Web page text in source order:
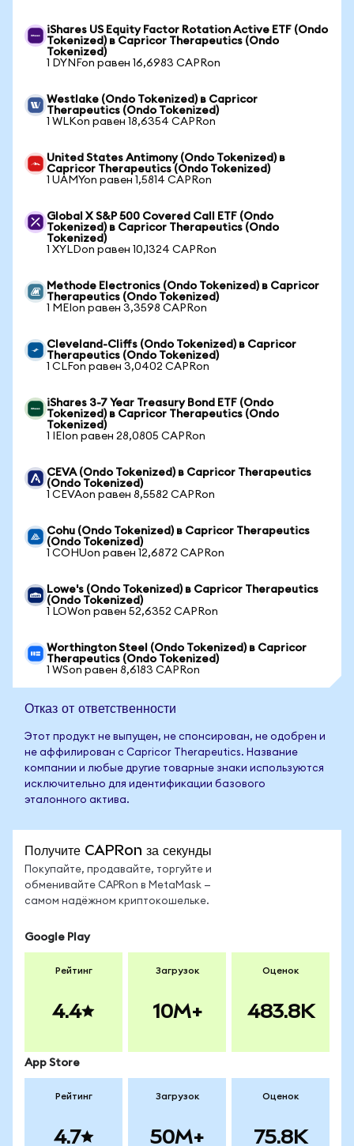
iShares US Equity Factor Rotation Active ETF (Ondo
Tokenized) в Capricor Therapeutics (Ondo
Tokenized)
1 DYNFon равен 16,6983 CAPRon
Westlake (Ondo Tokenized) в Capricor
Therapeutics (Ondo Tokenized)
1 WLKon равен 18,6354 CAPRon
United States Antimony (Ondo Tokenized) в
Capricor Therapeutics (Ondo Tokenized)
1 UAMYon равен 1,5814 CAPRon
Global X S&P 500 Covered Call ETF (Ondo
Tokenized) в Capricor Therapeutics (Ondo
Tokenized)
1 XYLDon равен 10,1324 CAPRon
Methode Electronics (Ondo Tokenized) в Capricor
Therapeutics (Ondo Tokenized)
1 MEIon равен 3,3598 CAPRon
Cleveland-Cliffs (Ondo Tokenized) в Capricor
Therapeutics (Ondo Tokenized)
1 CLFon равен 3,0402 CAPRon
iShares 3-7 Year Treasury Bond ETF (Ondo
Tokenized) в Capricor Therapeutics (Ondo
Tokenized)
1 IEIon равен 28,0805 CAPRon
CEVA (Ondo Tokenized) в Capricor Therapeutics
(Ondo Tokenized)
1 CEVAon равен 8,5582 CAPRon
Cohu (Ondo Tokenized) в Capricor Therapeutics
(Ondo Tokenized)
1 COHUon равен 12,6872 CAPRon
Lowe's (Ondo Tokenized) в Capricor Therapeutics
(Ondo Tokenized)
1 LOWon равен 52,6352 CAPRon
Worthington Steel (Ondo Tokenized) в Capricor
Therapeutics (Ondo Tokenized)
1 WSon равен 8,6183 CAPRon
Отказ от ответственности
Этот продукт не выпущен, не спонсирован, не одобрен и
не аффилирован с Capricor Therapeutics. Название
компании и любые другие товарные знаки используются
исключительно для идентификации базового
эталонного актива.
Получите CAPRon за секунды
Покупайте, продавайте, торгуйте и
обменивайте CAPRon в MetaMask —
самом надёжном криптокошельке.
Google Play
Рейтинг
4.4
Загрузок
10M+
Оценок
483.8K
App Store
Рейтинг
4.7
Загрузок
50M+
Оценок
75.8K